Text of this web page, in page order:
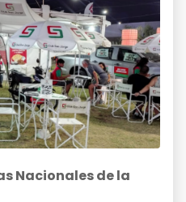
Nacionales de la